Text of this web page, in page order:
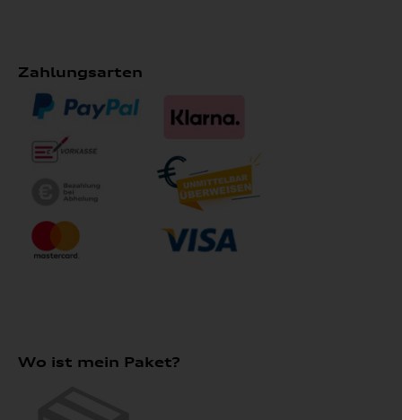
Zahlungsarten
Wo ist mein Paket?